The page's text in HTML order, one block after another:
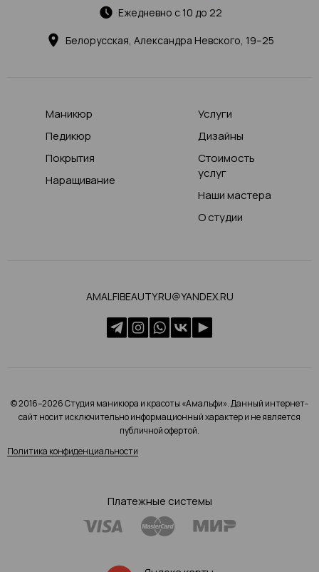
Белорусская, Александра Невского, 19–25
Ежедневно с 10 до 22
Маникюр
Педикюр
Покрытия
Наращивание
Услуги
Дизайны
Стоимость
услуг
Наши мастера
О студии
AMALFIBEAUTY.RU@YANDEX.RU
© 2016–2026 Студия маникюра и красоты «Амальфи». Данный интернет-
сайт носит исключительно информационный характер и не является
публичной офертой.
Политика конфиденциальности
Платежные системы